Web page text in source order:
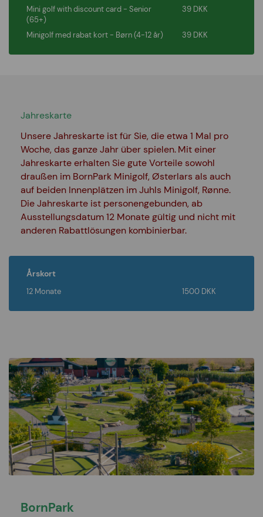
Mini golf with discount card - Senior
(65+)
39 DKK
Minigolf med rabat kort - Børn (4-12 år) 39 DKK
Jahreskarte
Unsere Jahreskarte ist für Sie, die etwa 1 Mal pro
Woche, das ganze Jahr über spielen.Mit einer
Jahreskarte erhalten Sie gute Vorteile sowohl
draußen im BornPark Minigolf, Østerlars als auch
auf beiden Innenplätzen im Juhls Minigolf, Rønne.
Die Jahreskarte ist personengebunden, ab
Ausstellungsdatum 12 Monate gültig und nicht mit
anderen Rabattlösungen kombinierbar.
Årskort
12 Monate 1500 DKK
BornPark